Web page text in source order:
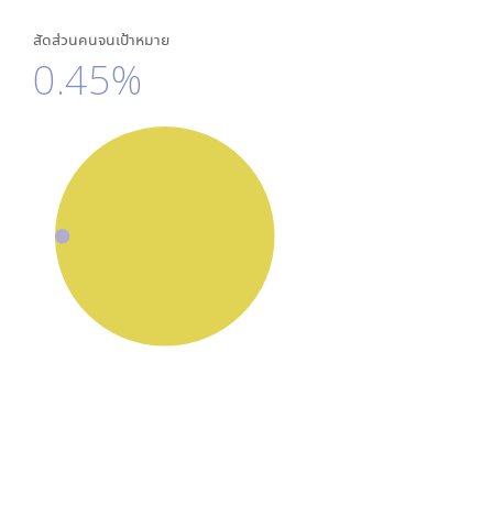
สัดส่วนคนจนเป้าหมาย
0.45%